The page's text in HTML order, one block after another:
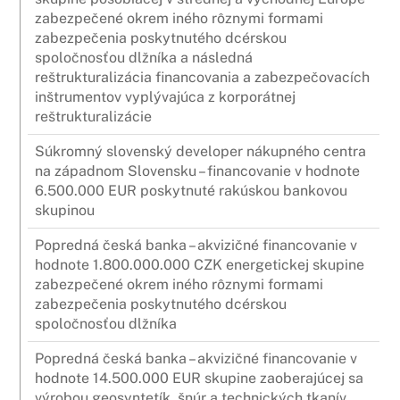
zabezpečené okrem iného rôznymi formami
zabezpečenia poskytnutého dcérskou
spoločnosťou dlžníka a následná
reštrukturalizácia financovania a zabezpečovacích
inštrumentov vyplývajúca z korporátnej
reštrukturalizácie
Súkromný slovenský developer nákupného centra
na západnom Slovensku – financovanie v hodnote
6.500.000 EUR poskytnuté rakúskou bankovou
skupinou
Popredná česká banka – akvizičné financovanie v
hodnote 1.800.000.000 CZK energetickej skupine
zabezpečené okrem iného rôznymi formami
zabezpečenia poskytnutého dcérskou
spoločnosťou dlžníka
Popredná česká banka – akvizičné financovanie v
hodnote 14.500.000 EUR skupine zaoberajúcej sa